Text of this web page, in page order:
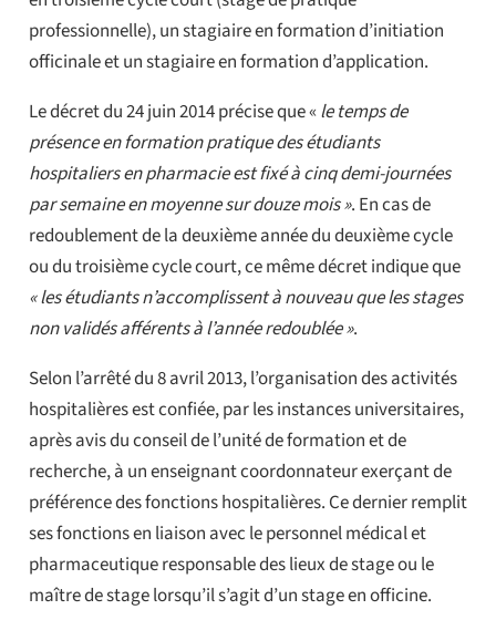
professionnelle), un stagiaire en formation d’initiation
officinale et un stagiaire en formation d’application.
Le décret du 24 juin 2014 précise que «le temps de
présence en formation pratique des étudiants
hospitaliers en pharmacie est fixé à cinq demi-journées
par semaine en moyenne sur douze mois ». En cas de
redoublement de la deuxième année du deuxième cycle
ou du troisième cycle court, ce même décret indique que
« les étudiants n’accomplissent à nouveau que les stages
non validés afférents à l’année redoublée ».
Selon l’arrêté du 8 avril 2013, l’organisation des activités
hospitalières est confiée, par les instances universitaires,
après avis du conseil de l’unité de formation et de
recherche, à un enseignant coordonnateur exerçant de
préférence des fonctions hospitalières. Ce dernier remplit
ses fonctions en liaison avec le personnel médical et
pharmaceutique responsable des lieux de stage ou le
maître de stage lorsqu’il s’agit d’un stage en officine.